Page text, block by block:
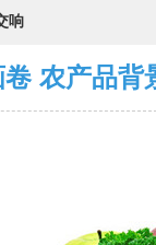
响
农产品背